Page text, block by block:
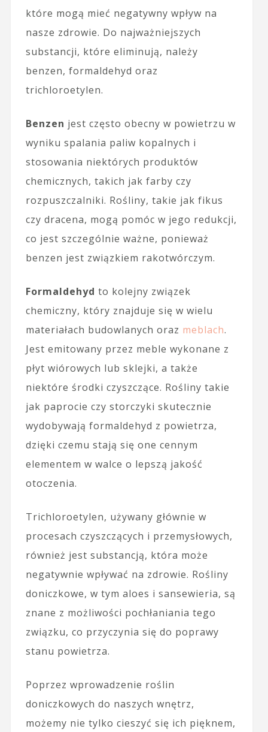
które mogą mieć negatywny wpływ na
nasze zdrowie. Do najważniejszych
substancji, które eliminują, należy
benzen, formaldehyd oraz
trichloroetylen.
Benzen jest często obecny w powietrzu w
wyniku spalania paliw kopalnych i
stosowania niektórych produktów
chemicznych, takich jak farby czy
rozpuszczalniki. Rośliny, takie jak fikus
czy dracena, mogą pomóc w jego redukcji,
co jest szczególnie ważne, ponieważ
benzen jest związkiem rakotwórczym.
Formaldehyd to kolejny związek
chemiczny, który znajduje się w wielu
materiałach budowlanych oraz meblach.
Jest emitowany przez meble wykonane z
płyt wiórowych lub sklejki, a także
niektóre środki czyszczące. Rośliny takie
jak paprocie czy storczyki skutecznie
wydobywają formaldehyd z powietrza,
dzięki czemu stają się one cennym
elementem w walce o lepszą jakość
otoczenia.
Trichloroetylen, używany głównie w
procesach czyszczących i przemysłowych,
również jest substancją, która może
negatywnie wpływać na zdrowie. Rośliny
doniczkowe, w tym aloes i sansewieria, są
znane z możliwości pochłaniania tego
związku, co przyczynia się do poprawy
stanu powietrza.
Poprzez wprowadzenie roślin
doniczkowych do naszych wnętrz,
możemy nie tylko cieszyć się ich pięknem,